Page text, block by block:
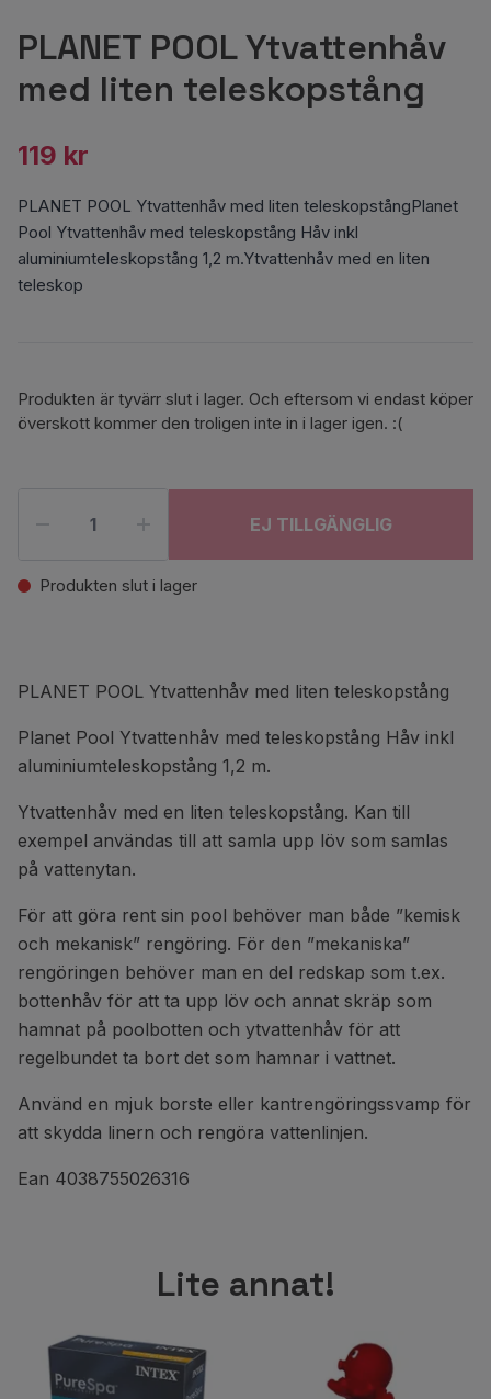
PLANET POOL Ytvattenhåv
med liten teleskopstång
119 kr
PLANET POOL Ytvattenhåv med liten teleskopstångPlanet
Pool Ytvattenhåv med teleskopstång Håv inkl
aluminiumteleskopstång 1,2 m.Ytvattenhåv med en liten
teleskop
Produkten är tyvärr slut i lager. Och eftersom vi endast köper
överskott kommer den troligen inte in i lager igen. :(
EJ TILLGÄNGLIG
Produkten slut i lager
PLANET POOL Ytvattenhåv med liten teleskopstång
Planet Pool Ytvattenhåv med teleskopstång Håv inkl
aluminiumteleskopstång 1,2 m.
Ytvattenhåv med en liten teleskopstång. Kan till
exempel användas till att samla upp löv som samlas
på vattenytan.
För att göra rent sin pool behöver man både ”kemisk
och mekanisk” rengöring. För den ”mekaniska”
rengöringen behöver man en del redskap som t.ex.
bottenhåv för att ta upp löv och annat skräp som
hamnat på poolbotten och ytvattenhåv för att
regelbundet ta bort det som hamnar i vattnet.
Använd en mjuk borste eller kantrengöringssvamp för
att skydda linern och rengöra vattenlinjen.
Ean 4038755026316
Lite annat!